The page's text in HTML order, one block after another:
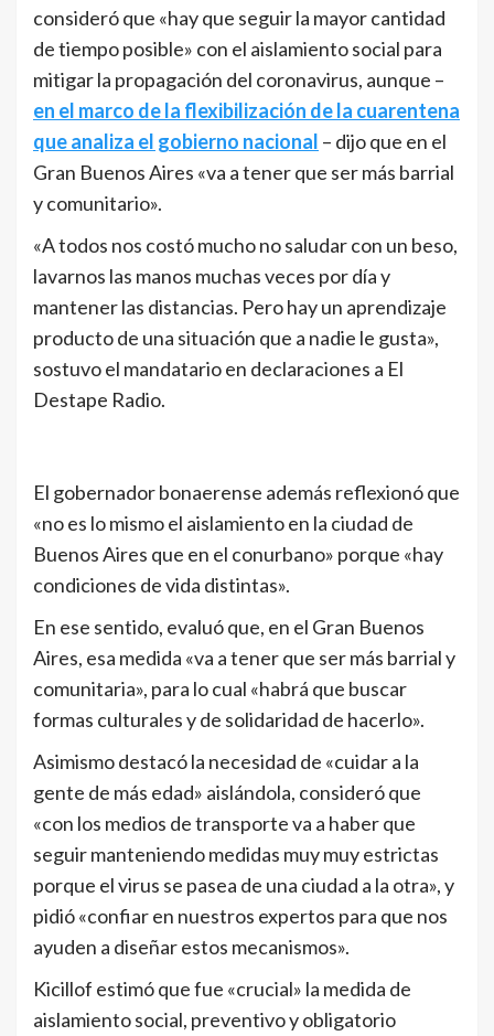
consideró que «hay que seguir la mayor cantidad
de tiempo posible» con el aislamiento social para
mitigar la propagación del coronavirus, aunque –
en el marco de la flexibilización de la cuarentena
que analiza el gobierno nacional – dijo que en el
Gran Buenos Aires «va a tener que ser más barrial
y comunitario».
«A todos nos costó mucho no saludar con un beso,
lavarnos las manos muchas veces por día y
mantener las distancias. Pero hay un aprendizaje
producto de una situación que a nadie le gusta»,
sostuvo el mandatario en declaraciones a El
Destape Radio.
El gobernador bonaerense además reflexionó que
«no es lo mismo el aislamiento en la ciudad de
Buenos Aires que en el conurbano» porque «hay
condiciones de vida distintas».
En ese sentido, evaluó que, en el Gran Buenos
Aires, esa medida «va a tener que ser más barrial y
comunitaria», para lo cual «habrá que buscar
formas culturales y de solidaridad de hacerlo».
Asimismo destacó la necesidad de «cuidar a la
gente de más edad» aislándola, consideró que
«con los medios de transporte va a haber que
seguir manteniendo medidas muy muy estrictas
porque el virus se pasea de una ciudad a la otra», y
pidió «confiar en nuestros expertos para que nos
ayuden a diseñar estos mecanismos».
Kicillof estimó que fue «crucial» la medida de
aislamiento social, preventivo y obligatorio